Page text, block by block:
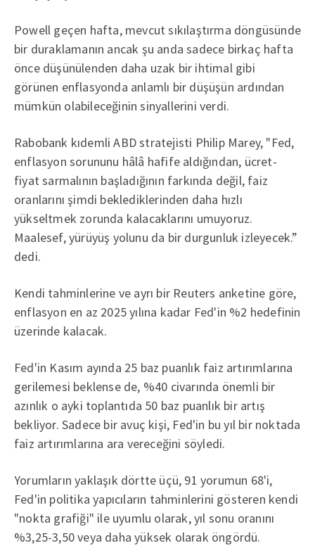
Powell geçen hafta, mevcut sıkılaştırma döngüsünde
bir duraklamanın ancak şu anda sadece birkaç hafta
önce düşünülenden daha uzak bir ihtimal gibi
görünen enflasyonda anlamlı bir düşüşün ardından
mümkün olabileceğinin sinyallerini verdi.
Rabobank kıdemli ABD stratejisti Philip Marey, "Fed,
enflasyon sorununu hâlâ hafife aldığından, ücret-
fiyat sarmalının başladığının farkında değil, faiz
oranlarını şimdi beklediklerinden daha hızlı
yükseltmek zorunda kalacaklarını umuyoruz.
Maalesef, yürüyüş yolunu da bir durgunluk izleyecek.”
dedi.
Kendi tahminlerine ve ayrı bir Reuters anketine göre,
enflasyon en az 2025 yılına kadar Fed'in %2 hedefinin
üzerinde kalacak.
Fed'in Kasım ayında 25 baz puanlık faiz artırımlarına
gerilemesi beklense de, %40 civarında önemli bir
azınlık o ayki toplantıda 50 baz puanlık bir artış
bekliyor. Sadece bir avuç kişi, Fed'in bu yıl bir noktada
faiz artırımlarına ara vereceğini söyledi.
Yorumların yaklaşık dörtte üçü, 91 yorumun 68'i,
Fed'in politika yapıcıların tahminlerini gösteren kendi
"nokta grafiği" ile uyumlu olarak, yıl sonu oranını
%3,25-3,50 veya daha yüksek olarak öngördü.